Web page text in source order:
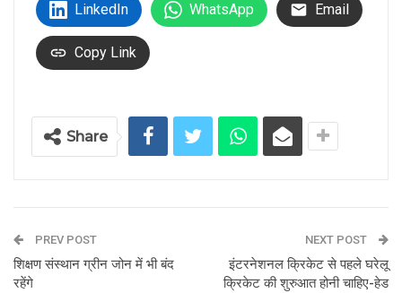
LinkedIn WhatsApp Email
Copy Link
Share
PREV POST
शिक्षण संस्थान ग्रीन जोन में भी बंद
रहेंगे
NEXT POST
इंटरनेशनल क्रिकेट से पहले घरेलू
क्रिकेट की शुरुआत होनी चाहिए-हेड